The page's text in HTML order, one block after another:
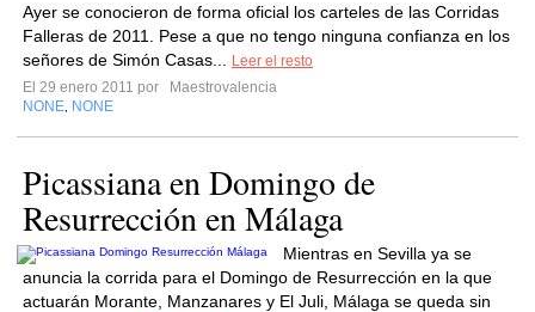
Ayer se conocieron de forma oficial los carteles de las Corridas
Falleras de 2011. Pese a que no tengo ninguna confianza en los
señores de Simón Casas...
Leer el resto
El 29 enero 2011 por
Maestrovalencia
NONE NONE
Picassiana en Domingo de
Resurrección en Málaga
Mientras en Sevilla ya se
anuncia la corrida para el Domingo de Resurrección en la que
actuarán Morante, Manzanares y El Juli, Málaga se queda sin